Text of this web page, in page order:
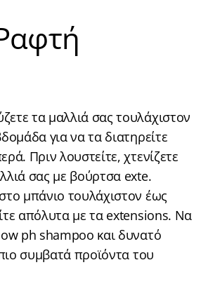
τα μαλλιά σας τουλάχιστον
για να τα διατηρείτε
Πριν λουστείτε, χτενίζετε
σας με βούρτσα exte.
μπάνιο τουλάχιστον έως
απόλυτα με τα extensions. Να
ph shampoo και δυνατό
συμβατά προϊόντα του